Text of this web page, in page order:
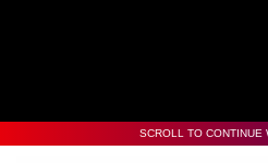
SCROLL TO CONTINUE